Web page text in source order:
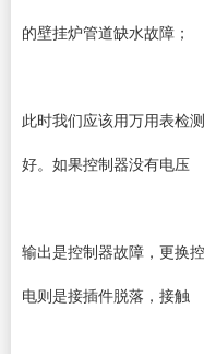
的壁挂炉管道缺水故障；
此时我们应该用万用表检
好。如果控制器没有电压
输出是控制器故障，更换
电则是接插件脱落，接触